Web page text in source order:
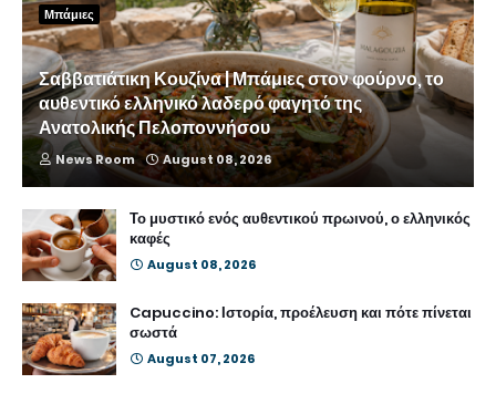
Μπάμιες
Σαββατιάτικη Κουζίνα | Μπάμιες στον φούρνο, το
αυθεντικό ελληνικό λαδερό φαγητό της
Ανατολικής Πελοποννήσου
News Room August 08, 2026
Το μυστικό ενός αυθεντικού πρωινού, ο ελληνικός
καφές
August 08, 2026
Capuccino: Ιστορία, προέλευση και πότε πίνεται
σωστά
August 07, 2026